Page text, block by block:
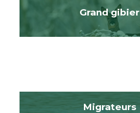
Grand gibier
Migrateurs